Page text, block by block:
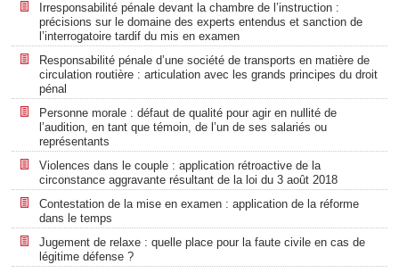
Irresponsabilité pénale devant la chambre de l’instruction :
précisions sur le domaine des experts entendus et sanction de
l’interrogatoire tardif du mis en examen
Responsabilité pénale d’une société de transports en matière de
circulation routière : articulation avec les grands principes du droit
pénal
Personne morale : défaut de qualité pour agir en nullité de
l’audition, en tant que témoin, de l’un de ses salariés ou
représentants
Violences dans le couple : application rétroactive de la
circonstance aggravante résultant de la loi du 3 août 2018
Contestation de la mise en examen : application de la réforme
dans le temps
Jugement de relaxe : quelle place pour la faute civile en cas de
légitime défense ?